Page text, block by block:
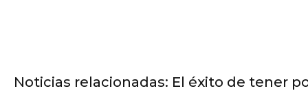
Noticias relacionadas: El éxito de tener